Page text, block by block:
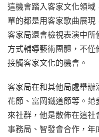
這機會踏入客家文化領
單的都是用客家歌曲展現
客家局還會檢視表演中
方式輔導藝術團體，不
接觸客家文化的機會。
客家局在和其他局處舉
花節、富岡鐵道節等。
來社群，他是散佈在這
事務局、智發會合作，